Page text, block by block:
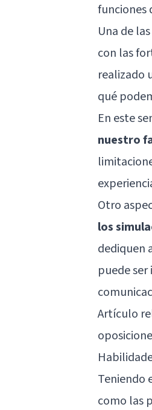
funciones
Una de
con las
realizado
qué
En este
nuestro
Otro
los
dediquen
puede
Artículo
Teniendo
como las